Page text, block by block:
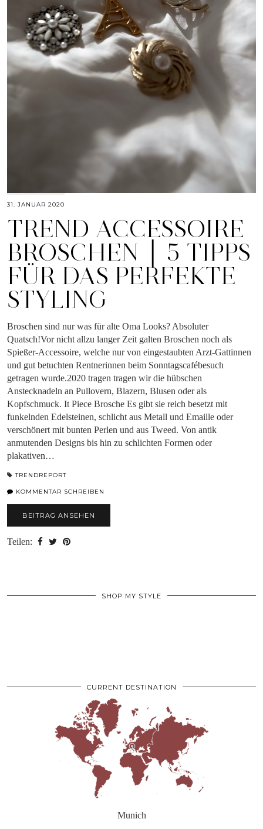
31. JANUAR 2020
TREND ACCESSOIRE
BROSCHEN │ 5 TIPPS
FÜR DAS PERFEKTE
STYLING
Broschen sind nur was für alte Oma Looks? Absoluter
Quatsch!Vor nicht allzu langer Zeit galten Broschen noch als
Spießer-Accessoire, welche nur von eingestaubten Arzt-Gattinnen
und gut betuchten Rentnerinnen beim Sonntagscafébesuch
getragen wurde.2020 tragen tragen wir die hübschen
Anstecknadeln an Pullovern, Blazern, Blusen oder als
Kopfschmuck. It Piece Brosche Es gibt sie reich besetzt mit
funkelnden Edelsteinen, schlicht aus Metall und Emaille oder
verschönert mit bunten Perlen und aus Tweed. Von antik
anmutenden Designs bis hin zu schlichten Formen oder
plakativen…
TRENDREPORT
KOMMENTAR SCHREIBEN
BEITRAG ANSEHEN
Teilen:
SHOP MY STYLE
CURRENT DESTINATION
Munich